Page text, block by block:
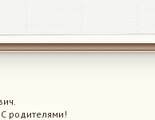
родителями!